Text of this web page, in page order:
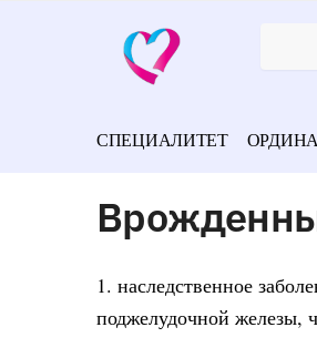
СПЕЦИАЛИТЕТ
1. наследственное
поджелудочной железы,